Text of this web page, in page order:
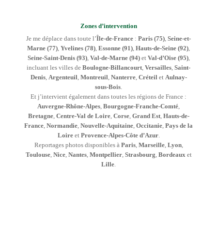
Zones d’intervention
Je me déplace dans toute l’Île-de-France : Paris (75) Seine-et-
Marne (77) Yvelines (78) Essonne (91) Hauts-de-Seine (92)
Seine-Saint-Denis (93), Val-de-Marne (94)et Val-d’Oise (95),
incluant les villes de Boulogne-Billancourt Versailles Saint-
Denis, Argenteuil Montreuil Nanterre, Créteil et Aulnay-
sous-Bois
Et j’intervient également dans toutes les régions de France :
Auvergne-Rhône-Alpes Bourgogne-Franche-Comté
Bretagne, Centre-Val de Loire, Corse, Grand Est, Hauts-de-
France Normandie Nouvelle-Aquitaine Occitanie Pays de la
Loireet Provence-Alpes-Côte d’Azur.
Reportages photos disponibles à Paris, Marseille, Lyon,
Toulouse, Nice, Nantes, Montpellier, Strasbourg Bordeaux et
Lille